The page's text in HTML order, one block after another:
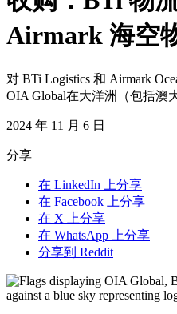
Airmark 海空
对 BTi Logistics 和 Airmark
OIA Global在大洋洲（包括澳
2024 年 11 月 6 日
分享
在 LinkedIn 上分享
在 Facebook 上分享
在 X 上分享
在 WhatsApp 上分享
分享到 Reddit